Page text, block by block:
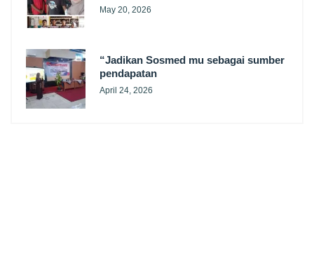
May 20, 2026
“Jadikan Sosmed mu sebagai sumber
pendapatan
April 24, 2026